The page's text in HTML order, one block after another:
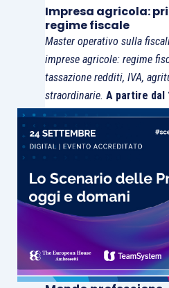
del processo di vendita.
lavorando ad un piano
partecipazione di fondi
Apollo
Lone Star , e di
che potrebbero essere
assets. Il tema cruciale
gestione delle
salvataggio, che
stampa ritiene che al
per procedere alla
anche se sta prendendo
di un possibile
processo di scorporo,
facilitare la vendita delle
Impresa agricola:
regime fiscale
Master operativo sulla
imprese agricole: regime
tassazione redditi, IVA,
straordinarie. A partire dal